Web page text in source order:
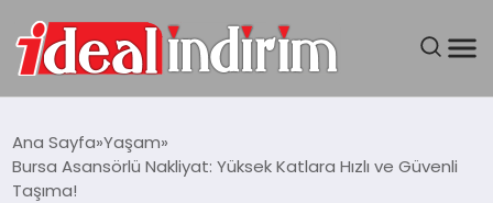
BILGISAYAR
Ana Sayfa Yaşam
Bursa Asansörlü Nakliyat: Yüksek Katlara Hızlı ve Güvenli
Taşıma!